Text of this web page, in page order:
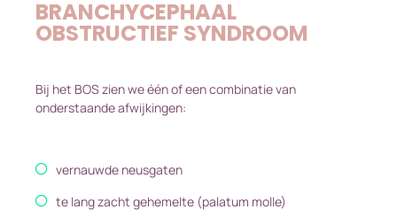
BRANCHYCEPHAAL
OBSTRUCTIEF SYNDROOM
Bij het BOS zien we één of een combinatie van
onderstaande afwijkingen:
vernauwde neusgaten
te lang zacht gehemelte (palatum molle)